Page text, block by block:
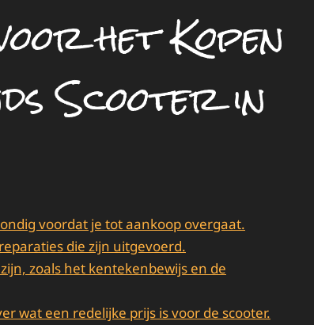
het Kopen
Scooter in
voordat je tot aankoop overgaat.
die zijn uitgevoerd.
zoals het kentekenbewijs en de
wat een redelijke prijs is voor de scooter.